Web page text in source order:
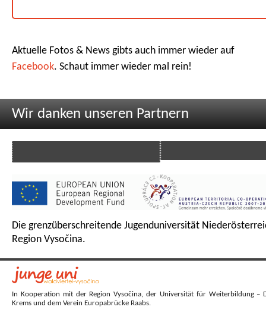
Aktuelle Fotos & News gibts auch immer wieder auf
Facebook. Schaut immer wieder mal rein!
Wir danken unseren Partnern
Die grenzüberschreitende Jugenduniversität
Region Vysočina.
In Kooperation mit der Region Vysočina, der Universität für Weiterbildung –
Krems und dem Verein Europabrücke Raabs.